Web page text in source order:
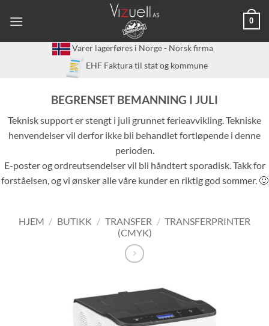
0
Varer lagerføres i Norge - Norsk firma
EHF Faktura til stat og kommune
BEGRENSET BEMANNING I JULI
Teknisk support er stengt i juli grunnet ferieavvikling. Tekniske
henvendelser vil derfor ikke bli behandlet fortløpende i denne
perioden.
E-poster og ordreutsendelser vil bli håndtert sporadisk. Takk for
forståelsen, og vi ønsker alle våre kunder en riktig god sommer. 🙂
HJEM / BUTIKK / TRANSFER / TRANSFERPRINTER
(CMYK)